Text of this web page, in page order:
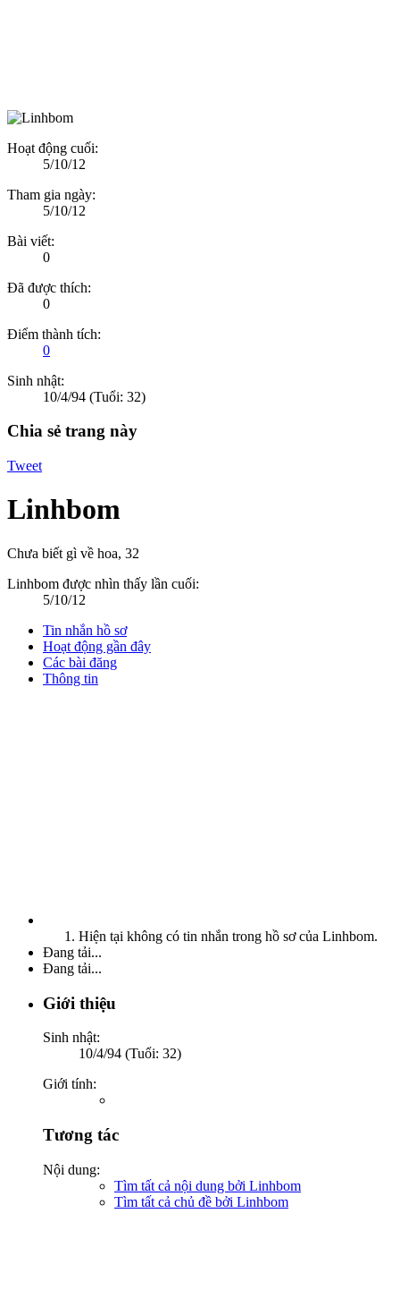
Hoạt động cuối:
5/10/12
Tham gia ngày:
5/10/12
Bài viết:
0
Đã được thích:
0
Điểm thành tích:
0
Sinh nhật:
10/4/94 (Tuổi: 32)
Chia sẻ trang này
Tweet
Linhbom
Chưa biết gì về hoa, 32
Linhbom được nhìn thấy lần cuối:
5/10/12
Tin nhắn hồ sơ
Hoạt động gần đây
Các bài đăng
Thông tin
Hiện tại không có tin nhắn trong hồ sơ của Linhbom.
Đang tải...
Đang tải...
Giới thiệu
Sinh nhật:
10/4/94 (Tuổi: 32)
Giới tính:
Tương tác
Nội dung:
Tìm tất cả nội dung bởi Linhbom
Tìm tất cả chủ đề bởi Linhbom